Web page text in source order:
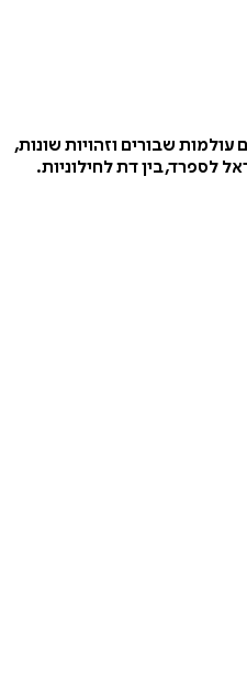
שבורים וזהויות שונות,
לספרד, בין דת לחילוניות.